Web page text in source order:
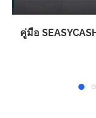
คู่มือ